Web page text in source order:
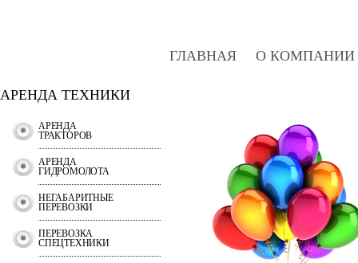
ГЛАВНАЯ О КОМПАНИИ
АРЕНДА ТЕХНИКИ
АРЕНДА
ТРАКТОРОВ
АРЕНДА
ГИДРОМОЛОТА
НЕГАБАРИТНЫЕ
ПЕРЕВОЗКИ
ПЕРЕВОЗКА
СПЕЦТЕХНИКИ